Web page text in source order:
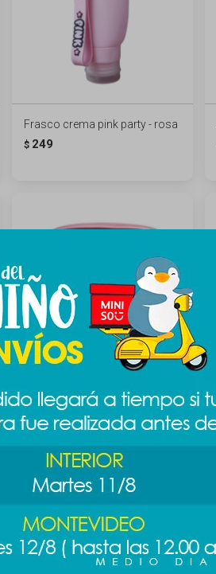
Frasco crema pink party - rosa
$ 249
Necessaire chicas
superpoderosas
$ 389